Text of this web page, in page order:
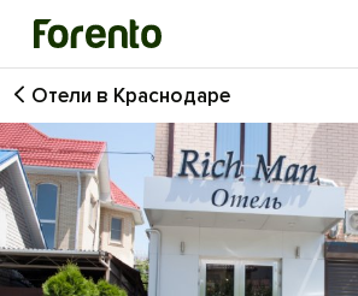
Войти
Избранное
История просмотра
Отели в Краснодаре